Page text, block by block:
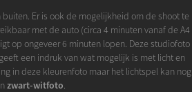
Er is ook de mogelijkheid om de shoot te
met de auto (circa 4 minuten vanaf de A4
op ongeveer 6 minuten lopen. Deze studiofoto
een indruk van wat mogelijk is met licht en
in deze kleurenfoto maar het lichtspel kan nog
zwart-witfoto.